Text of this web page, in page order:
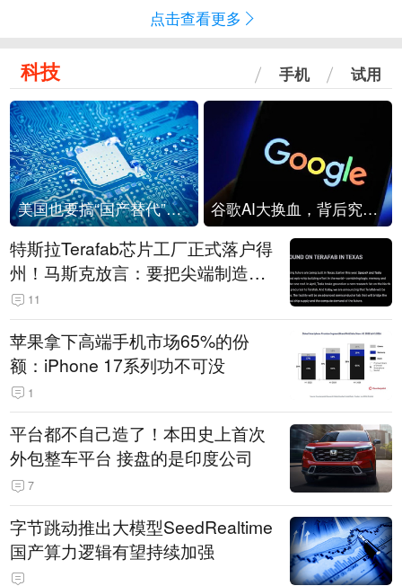
点击查看更多
科技 手机 试用
美国也要搞“国产替代”？先算清三笔账 谷歌AI大换血，背后究竟发生了什么？
特斯拉Terafab芯片工厂正式落户得
州！马斯克放言：要把尖端制造带
回美国
11
苹果拿下高端手机市场65%的份
额：iPhone 17系列功不可没
1
平台都不自己造了！本田史上首次
外包整车平台 接盘的是印度公司
7
字节跳动推出大模型SeedRealtime
国产算力逻辑有望持续加强